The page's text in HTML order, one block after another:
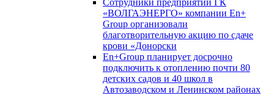
Сотрудники предприятий ГК
«ВОЛГАЭНЕРГО» компании En+
Group организовали
благотворительную акцию по сдаче
крови «Донорски
En+Group планирует досрочно
подключить к отоплению почти 80
детских садов и 40 школ в
Автозаводском и Ленинском районах